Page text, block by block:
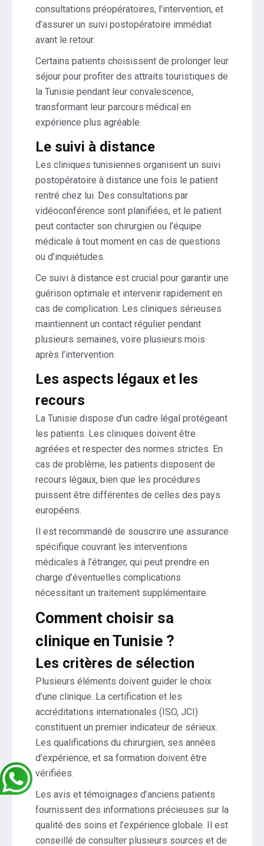
consultations préopératoires, l’intervention, et
d’assurer un suivi postopératoire immédiat
avant le retour.
Certains patients choisissent de prolonger leur
séjour pour profiter des attraits touristiques de
la Tunisie pendant leur convalescence,
transformant leur parcours médical en
expérience plus agréable.
Le suivi à distance
Les cliniques tunisiennes organisent un suivi
postopératoire à distance une fois le patient
rentré chez lui. Des consultations par
vidéoconférence sont planifiées, et le patient
peut contacter son chirurgien ou l’équipe
médicale à tout moment en cas de questions
ou d’inquiétudes.
Ce suivi à distance est crucial pour garantir une
guérison optimale et intervenir rapidement en
cas de complication. Les cliniques sérieuses
maintiennent un contact régulier pendant
plusieurs semaines, voire plusieurs mois
après l’intervention.
Les aspects légaux et les
recours
La Tunisie dispose d’un cadre légal protégeant
les patients. Les cliniques doivent être
agréées et respecter des normes strictes. En
cas de problème, les patients disposent de
recours légaux, bien que les procédures
puissent être différentes de celles des pays
européens.
Il est recommandé de souscrire une assurance
spécifique couvrant les interventions
médicales à l’étranger, qui peut prendre en
charge d’éventuelles complications
nécessitant un traitement supplémentaire.
Comment choisir sa
clinique en Tunisie ?
Les critères de sélection
Plusieurs éléments doivent guider le choix
d’une clinique. La certification et les
accréditations internationales (ISO, JCI)
constituent un premier indicateur de sérieux.
Les qualifications du chirurgien, ses années
d’expérience, et sa formation doivent être
vérifiées.
Les avis et témoignages d’anciens patients
fournissent des informations précieuses sur la
qualité des soins et l’expérience globale. Il est
conseillé de consulter plusieurs sources et de